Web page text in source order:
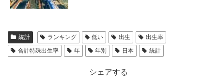
統計 ランキング 低い 出生
出生率
合計特殊出生率
年 年別 日本 統計
シェアする